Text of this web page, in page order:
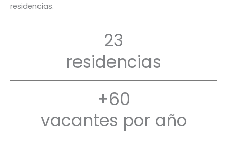
residencias.
23
residencias
+60
vacantes por año